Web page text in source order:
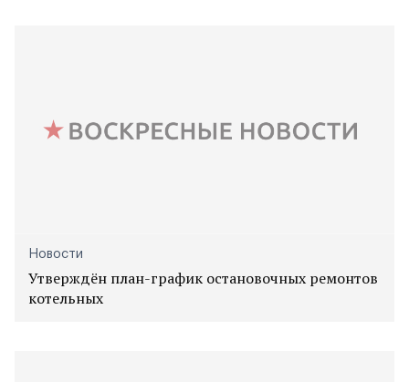
Новости
Утверждён план-график остановочных ремонтов
котельных